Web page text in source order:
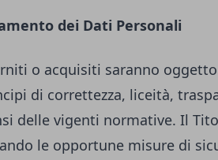
dei Dati Personali
o acquisiti saranno
di correttezza, liceità,
delle vigenti normative. Il
le opportune misure di